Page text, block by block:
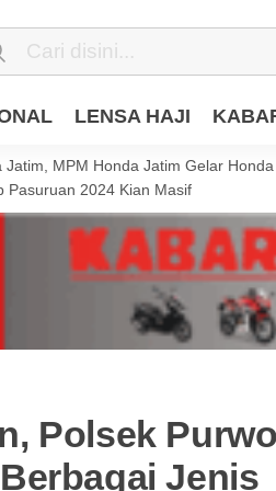
LENSA HAJI
MPM Honda Jatim Gelar
Pasuruan 2024 Kian Masif
Polsek
Jenis